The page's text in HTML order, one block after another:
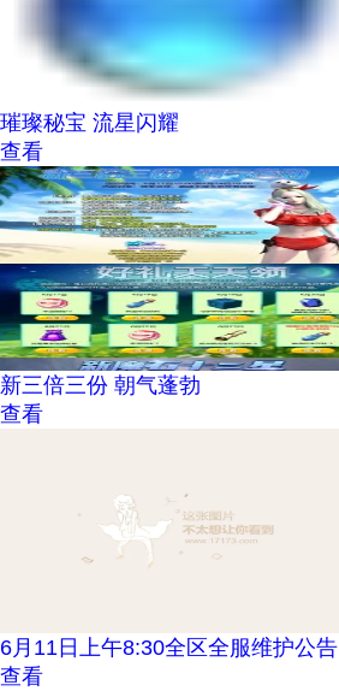
璀璨秘宝 流星闪耀
查看
新三倍三份 朝气蓬勃
查看
6月11日上午8:30全区全服维护公告
查看